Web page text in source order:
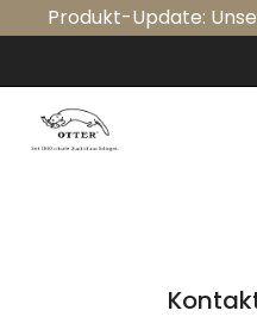
Zum Hauptinhalt
Produkt-Update: